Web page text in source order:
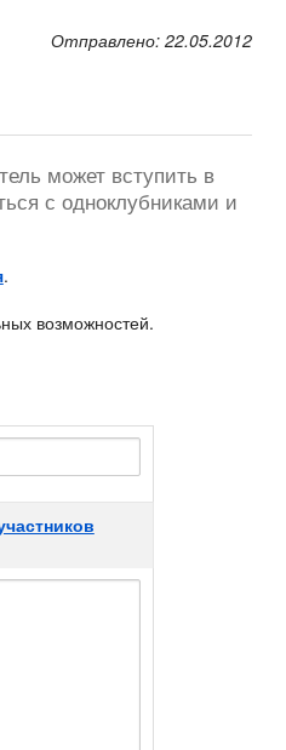
Отправлено: 22.05.2012
может вступить в
с одноклубниками и
.
возможностей.